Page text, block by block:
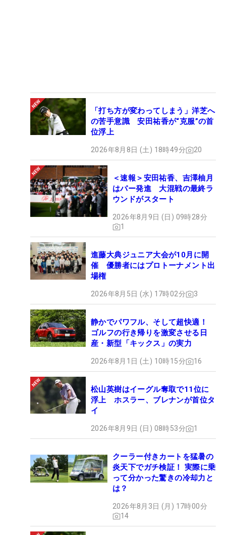
「打ち方が変わってしまう」洋芝へ
の苦手意識 安田祐香が“克服”の首
位浮上
2026年8月8日 (土) 18時49分 20
＜速報＞安田祐香、吉澤柚月
はパー発進 大混戦の最終ラ
ウンドがスタート
2026年8月9日 (日) 09時28分
1
進藤大典ジュニア大会が10月に開
催 優勝者にはプロトーナメント出
場権
2026年8月5日 (水) 17時02分 3
静かでパワフル、そして超快適！
ゴルフの行き帰りを激変させる日
産・新型「キックス」の実力
2026年8月1日 (土) 10時15分 16
松山英樹はイーグル奪取で11位に
浮上 ホスラー、ブレナンが首位タ
イ
2026年8月9日 (日) 08時53分 1
クーラー付きカートを猛暑の
炎天下でガチ検証！ 実際に乗
って分かった驚きの冷却力と
は？
2026年8月3日 (月) 17時00分
14